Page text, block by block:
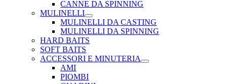
CANNE DA SPINNING
MULINELLI
MULINELLI DA CASTING
MULINELLI DA SPINNING
HARD BAITS
SOFT BAITS
ACCESSORI E MINUTERIA
AMI
PIOMBI